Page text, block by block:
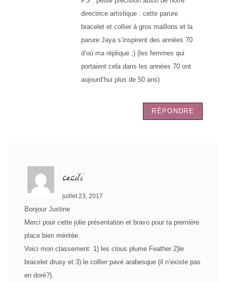
directrice artistique : cette parure
bracelet et collier à gros maillons et la
parure Jaya s’inspirent des années 70
d’où ma réplique ;) (les femmes qui
portaient cela dans les années 70 ont
aujourd’hui plus de 50 ans)
RÉPONDRE
cecili
juillet 23, 2017
Bonjour Justine
Merci pour cette jolie présentation et bravo pour ta première
place bien méritée.
Voici mon classement: 1) les clous plume Feather 2)le
bracelet drusy et 3) le collier pavé arabesque (il n’existe pas
en doré?).